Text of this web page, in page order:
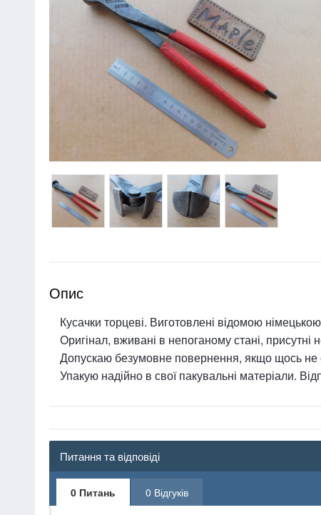
Опис
Кусачки торцеві. Виготовлені відомою
Оригінал, вживані в непоганому стані, присутні
Допускаю безумовне повернення, якщо щось не
Упакую надійно в свої пакувальні матеріали.
Питання та відповіді
0 Питань 0 Відгуків